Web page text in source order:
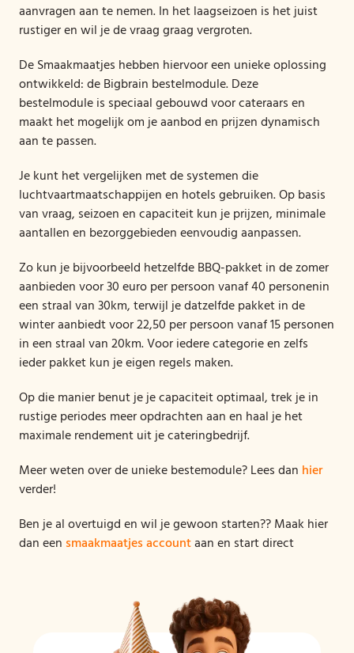
aanvragen aan te nemen. In het laagseizoen is het juist
rustiger en wil je de vraag graag vergroten.
De Smaakmaatjes hebben hiervoor een unieke oplossing
ontwikkeld: de Bigbrain bestelmodule. Deze
bestelmodule is speciaal gebouwd voor cateraars en
maakt het mogelijk om je aanbod en prijzen dynamisch
aan te passen.
Je kunt het vergelijken met de systemen die
luchtvaartmaatschappijen en hotels gebruiken. Op basis
van vraag, seizoen en capaciteit kun je prijzen, minimale
aantallen en bezorggebieden eenvoudig aanpassen.
Zo kun je bijvoorbeeld hetzelfde BBQ-pakket in de zomer
aanbieden voor 30 euro per persoon vanaf 40 personenin
een straal van 30km, terwijl je datzelfde pakket in de
winter aanbiedt voor 22,50 per persoon vanaf 15 personen
in een straal van 20km. Voor iedere categorie en zelfs
ieder pakket kun je eigen regels maken.
Op die manier benut je je capaciteit optimaal, trek je in
rustige periodes meer opdrachten aan en haal je het
maximale rendement uit je cateringbedrijf.
Meer weten over de unieke bestemodule? Lees dan hier
verder!
Ben je al overtuigd en wil je gewoon starten?? Maak hier
dan een smaakmaatjes accountaan en start direct